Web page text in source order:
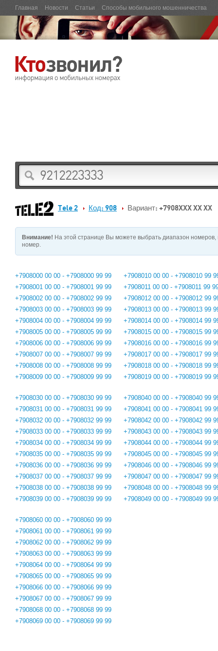
Главная Новости Статьи Способы мобильного мошенничества
Tele 2 Код: 908 Вариант: +7908XXX XX XX
Внимание! На этой странице Вы можете выбрать диапазон
номер.
+7908000 00 00 - +7908000 99 99
+7908001 00 00 - +7908001 99 99
+7908002 00 00 - +7908002 99 99
+7908003 00 00 - +7908003 99 99
+7908004 00 00 - +7908004 99 99
+7908005 00 00 - +7908005 99 99
+7908006 00 00 - +7908006 99 99
+7908007 00 00 - +7908007 99 99
+7908008 00 00 - +7908008 99 99
+7908009 00 00 - +7908009 99 99
+7908010 00 00 - +7908010 99
+7908011 00 00 - +7908011 99
+7908012 00 00 - +7908012 99
+7908013 00 00 - +7908013 99
+7908014 00 00 - +7908014 99
+7908015 00 00 - +7908015 99
+7908016 00 00 - +7908016 99
+7908017 00 00 - +7908017 99
+7908018 00 00 - +7908018 99
+7908019 00 00 - +7908019 99
+7908030 00 00 - +7908030 99 99
+7908031 00 00 - +7908031 99 99
+7908032 00 00 - +7908032 99 99
+7908033 00 00 - +7908033 99 99
+7908034 00 00 - +7908034 99 99
+7908035 00 00 - +7908035 99 99
+7908036 00 00 - +7908036 99 99
+7908037 00 00 - +7908037 99 99
+7908038 00 00 - +7908038 99 99
+7908039 00 00 - +7908039 99 99
+7908040 00 00 - +7908040 99
+7908041 00 00 - +7908041 99
+7908042 00 00 - +7908042 99
+7908043 00 00 - +7908043 99
+7908044 00 00 - +7908044 99
+7908045 00 00 - +7908045 99
+7908046 00 00 - +7908046 99
+7908047 00 00 - +7908047 99
+7908048 00 00 - +7908048 99
+7908049 00 00 - +7908049 99
+7908060 00 00 - +7908060 99 99
+7908061 00 00 - +7908061 99 99
+7908062 00 00 - +7908062 99 99
+7908063 00 00 - +7908063 99 99
+7908064 00 00 - +7908064 99 99
+7908065 00 00 - +7908065 99 99
+7908066 00 00 - +7908066 99 99
+7908067 00 00 - +7908067 99 99
+7908068 00 00 - +7908068 99 99
+7908069 00 00 - +7908069 99 99